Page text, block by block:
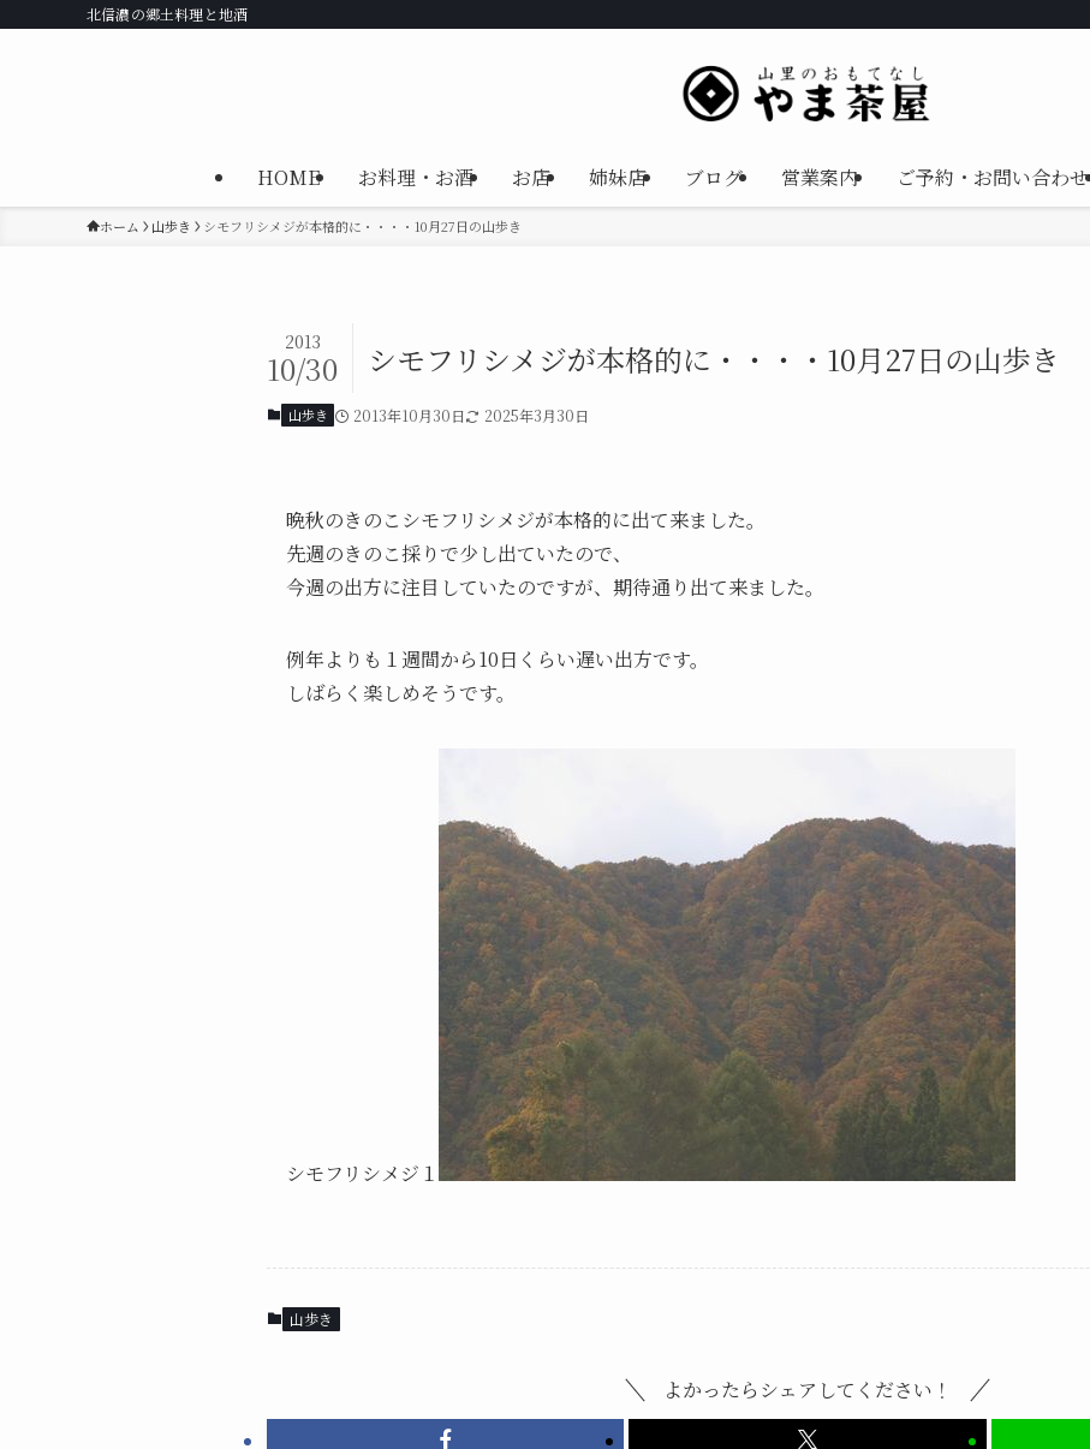
北信濃の郷土料理と地酒
HOME お料理・お酒 お店 姉妹店 ブログ 営業案内 ご予約・お問い合わせ
ホーム 山歩き シモフリシメジが本格的に・・・・10月27日の山歩き
シモフリシメジが本格的に・・・・10月27日の山歩き
2013
10/30
山歩き 2013年10月30日 2025年3月30日
晩秋のきのこシモフリシメジが本格的に出て来ました。
先週のきのこ採りで少し出ていたので、
今週の出方に注目していたのですが、期待通り出て来ました。
例年よりも１週間から10日くらい遅い出方です。
しばらく楽しめそうです。
シモフリシメジ１
山歩き
よかったらシェアしてください！